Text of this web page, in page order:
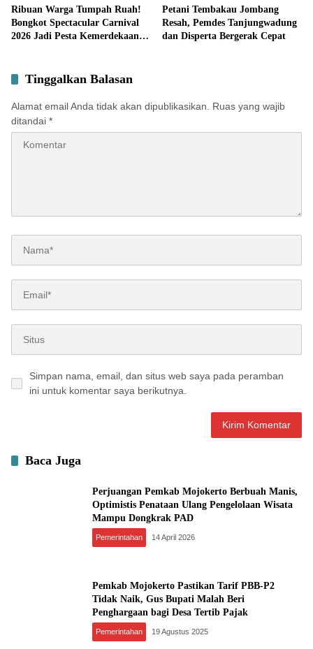
Ribuan Warga Tumpah Ruah!
Bongkot Spectacular Carnival
2026 Jadi Pesta Kemerdekaan
Petani Tembakau Jombang
Resah, Pemdes Tanjungwadung
dan Disperta Bergerak Cepat
Tinggalkan Balasan
Alamat email Anda tidak akan dipublikasikan.
Ruas yang wajib
ditandai *
Simpan nama, email, dan situs web saya pada peramban
ini untuk komentar saya berikutnya.
Baca Juga
Perjuangan Pemkab Mojokerto Berbuah Manis,
Optimistis Penataan Ulang Pengelolaan Wisata
Mampu Dongkrak PAD
Pemerintahan 14 April 2026
Pemkab Mojokerto Pastikan Tarif PBB-P2
Tidak Naik, Gus Bupati Malah Beri
Penghargaan bagi Desa Tertib Pajak
Pemerintahan 19 Agustus 2025